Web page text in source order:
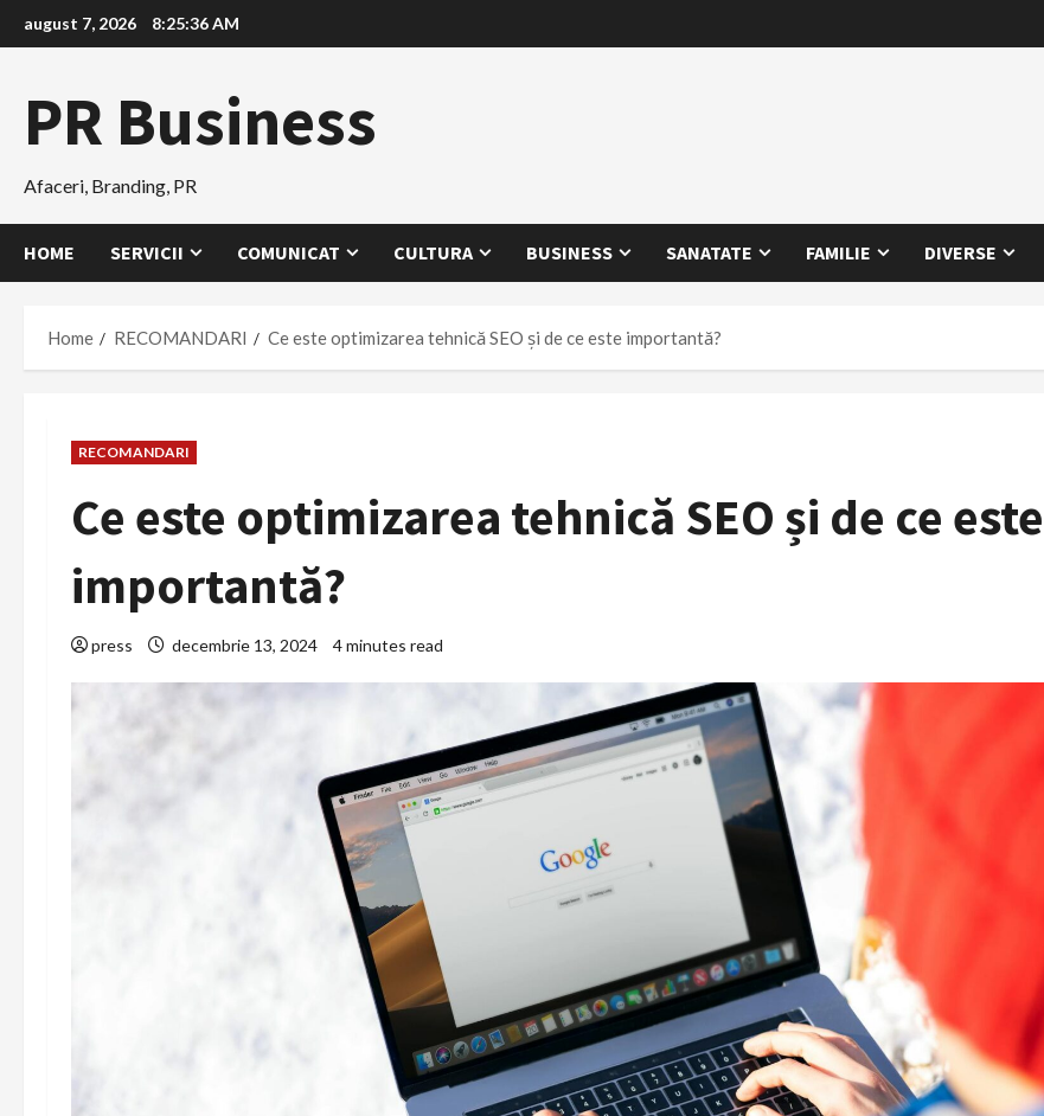
to
august 7, 2026 8:25:37 AM
PR Business
Afaceri, Branding, PR
HOME SERVICII COMUNICAT CULTURA BUSINESS SANATATE FAMILIE DIVERSE
Home RECOMANDARI Ce este optimizarea tehnică SEO și de ce este importantă?
RECOMANDARI
Ce este optimizarea tehnică SEO și de ce este
importantă?
press decembrie 13, 2024 4 minutes read